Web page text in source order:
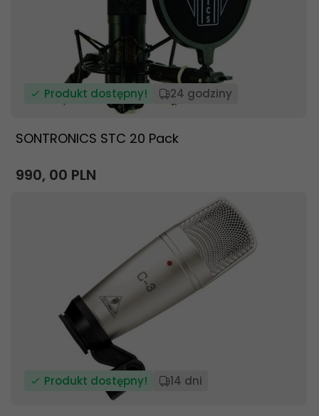
Produkt dostępny! 24 godziny
SONTRONICS STC 20 Pack
990, 00 PLN
Produkt dostępny! 14 dni